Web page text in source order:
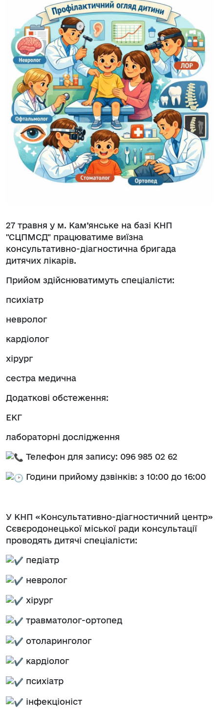
27 травня у м. Кам’янське на базі КНП
"СЦПМСД" працюватиме виїзна
консультативно-діагностична бригада
дитячих лікарів.
Прийом здійснюватимуть спеціалісти:
психіатр
невролог
кардіолог
хірург
сестра медична
Додаткові обстеження:
ЕКГ
лабораторні дослідження
Телефон для запису: 096 985 02 62
Години прийому дзвінків: з 10:00 до 16:00
У КНП «Консультативно-діагностичний центр»
Сєвєродонецької міської ради консультації
проводять дитячі спеціалісти:
педіатр
невролог
хірург
травматолог-ортопед
отоларинголог
кардіолог
психіатр
інфекціоніст